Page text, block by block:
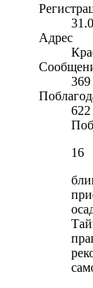
Адрес
369
622
16